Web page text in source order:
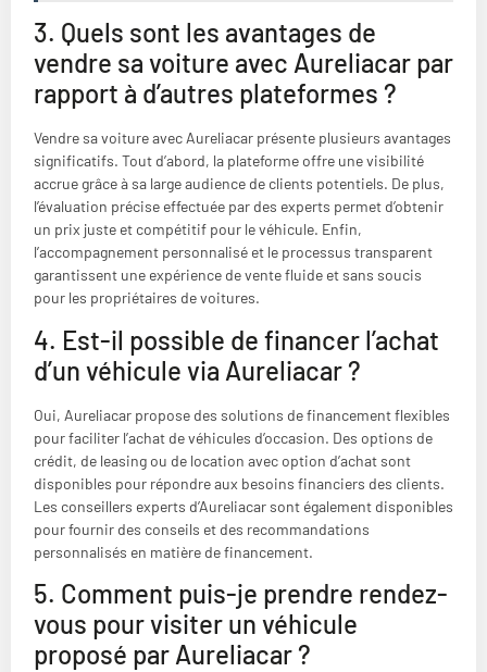
3. Quels sont les avantages de
vendre sa voiture avec Aureliacar par
rapport à d’autres plateformes ?
Vendre sa voiture avec Aureliacar présente plusieurs avantages
significatifs. Tout d’abord, la plateforme offre une visibilité
accrue grâce à sa large audience de clients potentiels. De plus,
l’évaluation précise effectuée par des experts permet d’obtenir
un prix juste et compétitif pour le véhicule. Enfin,
l’accompagnement personnalisé et le processus transparent
garantissent une expérience de vente fluide et sans soucis
pour les propriétaires de voitures.
4. Est-il possible de financer l’achat
d’un véhicule via Aureliacar ?
Oui, Aureliacar propose des solutions de financement flexibles
pour faciliter l’achat de véhicules d’occasion. Des options de
crédit, de leasing ou de location avec option d’achat sont
disponibles pour répondre aux besoins financiers des clients.
Les conseillers experts d’Aureliacar sont également disponibles
pour fournir des conseils et des recommandations
personnalisés en matière de financement.
5. Comment puis-je prendre rendez-
vous pour visiter un véhicule
proposé par Aureliacar ?